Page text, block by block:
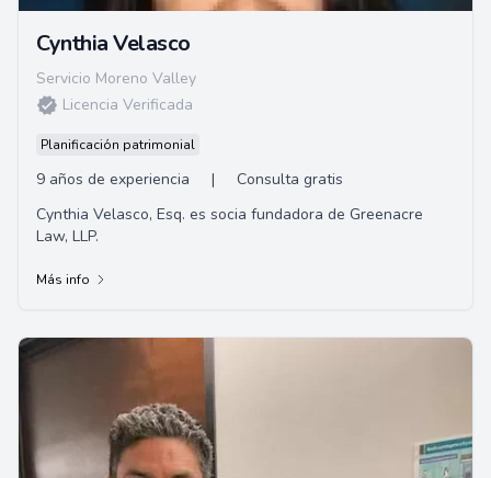
Cynthia Velasco
Servicio Moreno Valley
Licencia Verificada
Planificación patrimonial
9 años de experiencia |
Consulta gratis
Cynthia Velasco, Esq. es socia fundadora de Greenacre
Law, LLP.
Más info